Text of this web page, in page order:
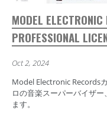
MODEL
PROFESSIONAL
Oct 2, 2024
Model Electronic Records
ロの音楽スーパーバイザ
ます。